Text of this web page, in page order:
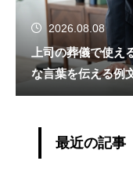
2026.08.08
上司の葬儀で使
な言葉を伝える例
最近の記事